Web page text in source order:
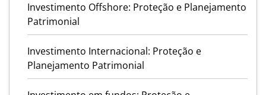
Investimento Offshore: Proteção e Planejamento
Patrimonial
Investimento Internacional: Proteção e
Planejamento Patrimonial